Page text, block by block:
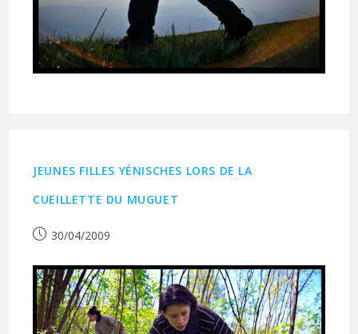
JEUNES FILLES YÉNISCHES LORS DE LA
CUEILLETTE DU MUGUET
Publication
30/04/2009